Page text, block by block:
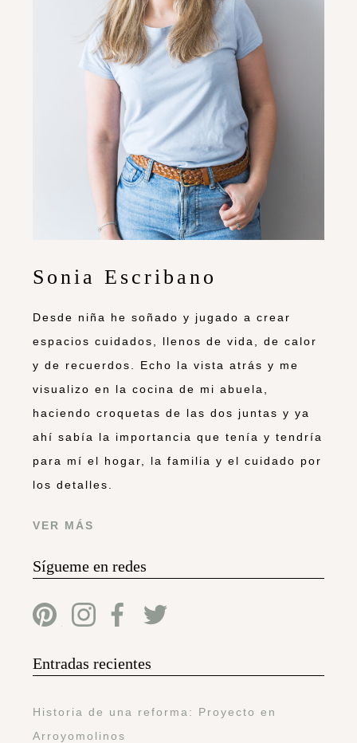
Sonia Escribano
Desde niña he soñado y jugado a crear
espacios cuidados, llenos de vida, de calor
y de recuerdos. Echo la vista atrás y me
visualizo en la cocina de mi abuela,
haciendo croquetas de las dos juntas y ya
ahí sabía la importancia que tenía y tendría
para mí el hogar, la familia y el cuidado por
los detalles.
VER MÁS
Sígueme en redes
Entradas recientes
Historia de una reforma: Proyecto en
Arroyomolinos